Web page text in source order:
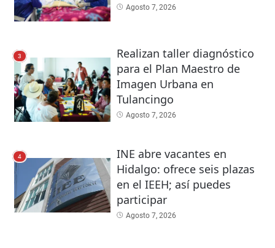
Agosto 7, 2026
3
Realizan taller diagnóstico
para el Plan Maestro de
Imagen Urbana en
Tulancingo
Agosto 7, 2026
4
INE abre vacantes en
Hidalgo: ofrece seis plazas
en el IEEH; así puedes
participar
Agosto 7, 2026